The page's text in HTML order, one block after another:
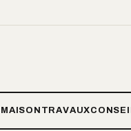
MAISON TRAVAUX